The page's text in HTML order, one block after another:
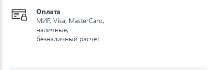
Оплата
МИР, Visa, MasterCard,
наличные,
безналичный расчёт.